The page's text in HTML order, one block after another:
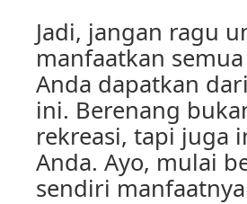
Jadi, jangan ragu
manfaatkan
Anda dapatkan
ini. Berenang
rekreasi, tapi juga
Anda. Ayo, mulai
sendiri